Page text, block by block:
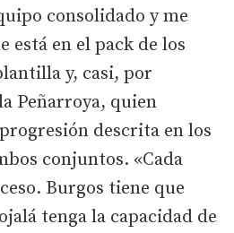
consolidado y me
está en el pack de los
y, casi, por
Peñarroya, quien
descrita en los
conjuntos. «Cada
Burgos tiene que
tenga la capacidad de